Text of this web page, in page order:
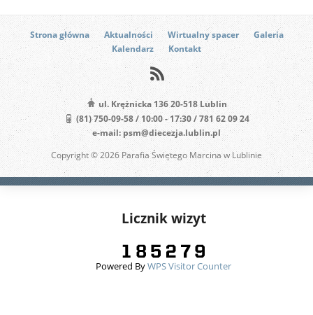
Strona główna Aktualności Wirtualny spacer
Galeria
Kalendarz
Kontakt
ul. Krężnicka 136 20-518 Lublin
(81) 750-09-58 / 10:00 - 17:30 / 781 62 09 24
e-mail: psm@diecezja.lublin.pl
Copyright © 2026 Parafia Świętego Marcina w Lublinie
Licznik wizyt
Powered ByWPS Visitor Counter